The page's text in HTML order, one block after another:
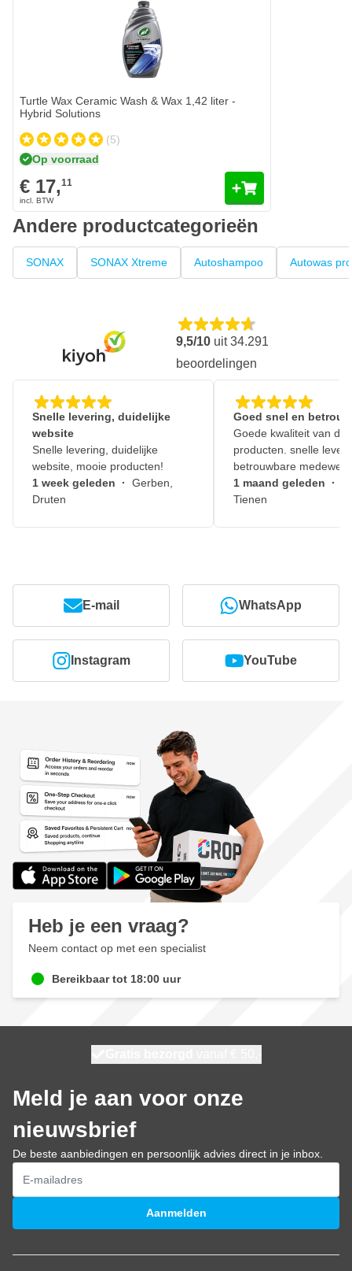
Turtle Wax Ceramic Wash & Wax 1,42 liter -
Hybrid Solutions
(5)
Op voorraad
€ 17,11
Andere productcategorieën
SONAX SONAX Xtreme Autoshampoo Autowas
9,5/10 uit34.291
beoordelingen
Snelle levering, duidelijke
website
Snelle levering, duidelijke
website, mooie producten!
1 week geleden · Gerben,
Druten
Goed snel en
Goede kwaliteit van de
producten. snelle
betrouwbare
1 maand geleden ·
Tienen
E-mail WhatsApp
Instagram YouTube
Heb je een vraag?
Neem contact op met een specialist
Bereikbaar tot 18:00 uur
Meld je aan voor onze
nieuwsbrief
De beste aanbiedingen en persoonlijk advies direct in je inbox.
E-mailadres
Aanmelden